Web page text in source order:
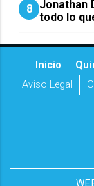
8 Jonathan
todo lo
Inicio
Aviso Legal